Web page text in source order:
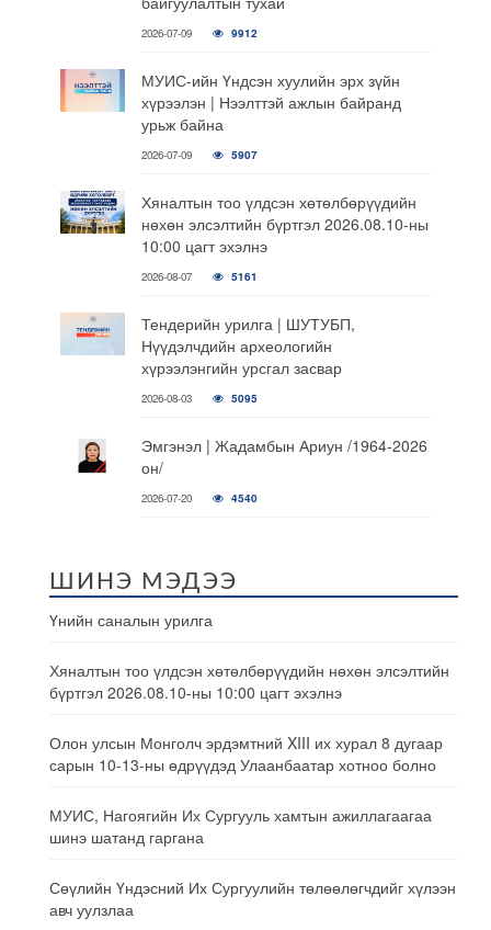
2026-07-09 9912
МУИС-ийн Үндсэн хуулийн эрх зүйн
хүрээлэн | Нээлттэй ажлын байранд
урьж байна
2026-07-09 5907
Хяналтын тоо үлдсэн хөтөлбөрүүдийн
нөхөн элсэлтийн бүртгэл 2026.08.10-ны
10:00 цагт эхэлнэ
2026-08-07 5161
Тендерийн урилга | ШУТУБП,
Нүүдэлчдийн археологийн
хүрээлэнгийн урсгал засвар
2026-08-03 5095
Эмгэнэл | Жадамбын Ариун /1964-2026
он/
2026-07-20 4540
ШИНЭ МЭДЭЭ
Үнийн саналын урилга
Хяналтын тоо үлдсэн хөтөлбөрүүдийн нөхөн элсэлтийн
бүртгэл 2026.08.10-ны 10:00 цагт эхэлнэ
Олон улсын Монголч эрдэмтний XIII их хурал 8 дугаар
сарын 10-13-ны өдрүүдэд Улаанбаатар хотноо болно
МУИС, Нагоягийн Их Сургууль хамтын ажиллагаагаа
шинэ шатанд гаргана
Сөүлийн Үндэсний Их Сургуулийн төлөөлөгчдийг хүлээн
авч уулзлаа